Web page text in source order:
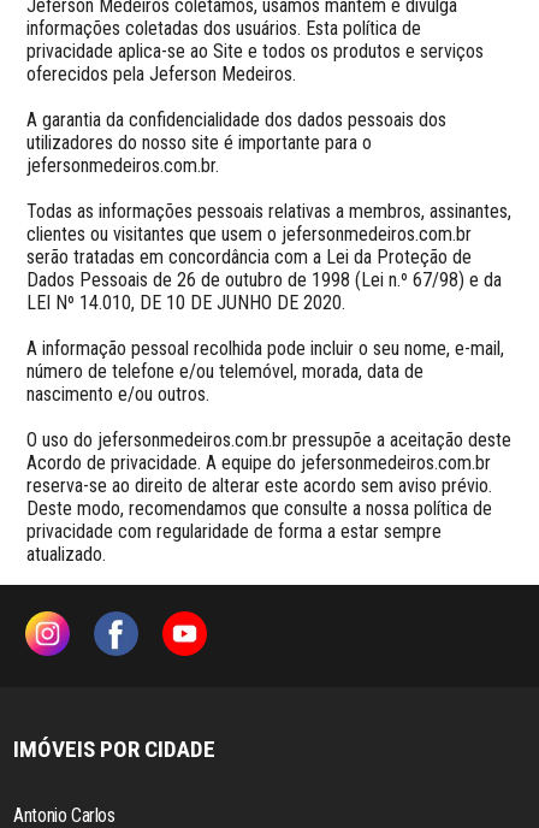
Jeferson Medeiros coletamos, usamos mantém e divulga
informações coletadas dos usuários. Esta política de
privacidade aplica-se ao Site e todos os produtos e serviços
oferecidos pela Jeferson Medeiros.
A garantia da confidencialidade dos dados pessoais dos
utilizadores do nosso site é importante para o
jefersonmedeiros.com.br.
Todas as informações pessoais relativas a membros, assinantes,
clientes ou visitantes que usem o jefersonmedeiros.com.br
serão tratadas em concordância com a Lei da Proteção de
Dados Pessoais de 26 de outubro de 1998 (Lei n.º 67/98) e da
LEI Nº 14.010, DE 10 DE JUNHO DE 2020.
A informação pessoal recolhida pode incluir o seu nome, e-mail,
número de telefone e/ou telemóvel, morada, data de
nascimento e/ou outros.
O uso do jefersonmedeiros.com.br pressupõe a aceitação deste
Acordo de privacidade. A equipe do jefersonmedeiros.com.br
reserva-se ao direito de alterar este acordo sem aviso prévio.
Deste modo, recomendamos que consulte a nossa política de
privacidade com regularidade de forma a estar sempre
atualizado.
IMÓVEIS POR CIDADE
Antonio Carlos